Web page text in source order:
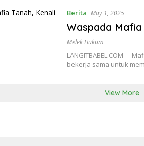
Berita May 1, 2025
Waspada Mafia
Melek Hukum
LANGITBABEL.COM—-
bekerja sama untuk
View More